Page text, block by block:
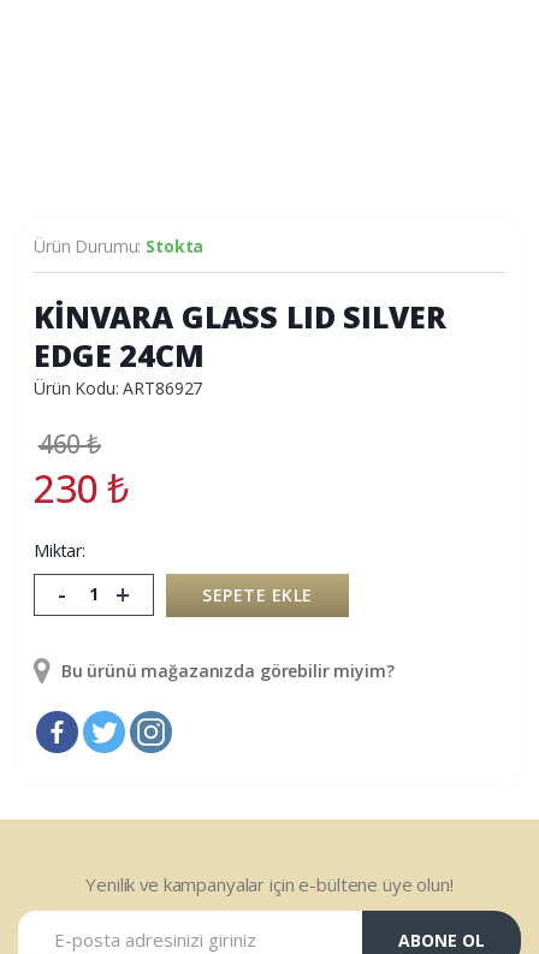
Ürün Durumu: Stokta
KİNVARA GLASS LID SILVER
EDGE 24CM
Ürün Kodu: ART86927
460₺
230₺
Miktar:
- + SEPETE EKLE
Bu ürünü mağazanızda görebilir miyim?
Yenilik ve kampanyalar için e-bültene üye olun!
ABONE OL